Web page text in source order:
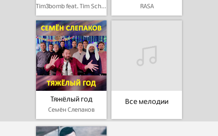
Tim3bomb feat. Tim Schou RASA
Тяжёлый год
Семён Слепаков
Все мелодии